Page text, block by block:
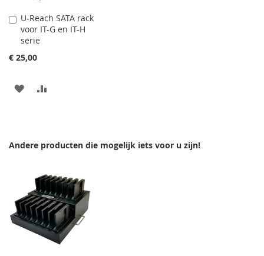
U-Reach SATA rack
voor IT-G en IT-H
serie
€ 25,00
In
Winkelwagen
VOEG
VERLANGLIJST
VERGELIJKEN
Andere producten die mogelijk iets voor u zijn!